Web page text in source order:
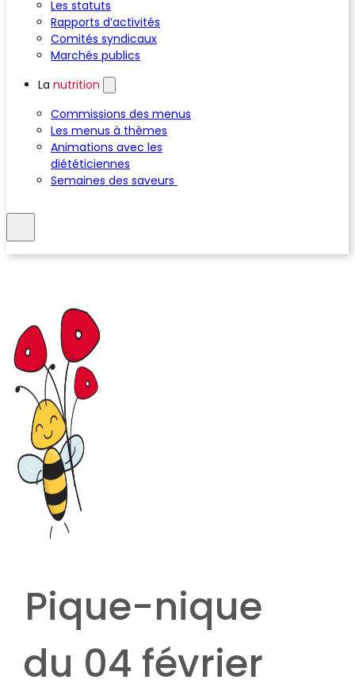
Les statuts
Rapports d’activités
Comités syndicaux
Marchés publics
La nutrition
Commissions des menus
Les menus à thèmes
Animations avec les
diététiciennes
Semaines des saveurs
Pique-nique
du 04 février